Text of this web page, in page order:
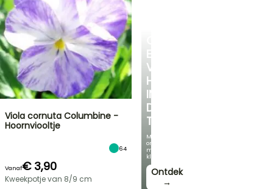
EEN
VERKOELEND
HOEKJE
IN
DE
TUIN
Met
onze
mooiste
klimplanten!
Ontdek
→
Viola cornuta Columbine -
Hoornviooltje
64
Vanaf€ 3,90
Kweekpotje van 8/9 cm